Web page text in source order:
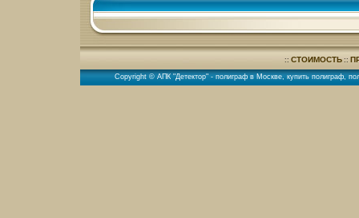
:: СТОИМОСТЬ::
Copyright © АПК "Детектор" - полиграф в Москве, купить полиграф,